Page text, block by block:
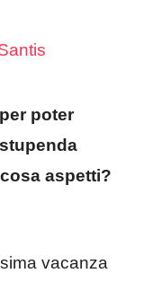
poter
aspetti?
vacanza